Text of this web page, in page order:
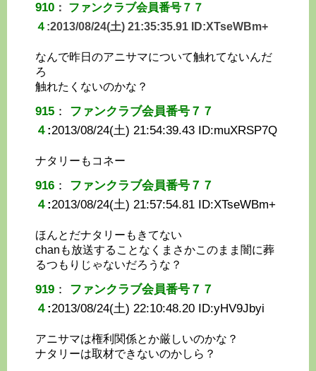
910 ： ファンクラブ会員番号７７
４ :2013/08/24(土) 21:35:35.91 ID:XTseWBm+
なんで昨日のアニサマについて触れてないんだ
ろ
触れたくないのかな？
915 ： ファンクラブ会員番号７７
４ :2013/08/24(土) 21:54:39.43 ID:muXRSP7Q
ナタリーもコネー
916 ： ファンクラブ会員番号７７
４ :2013/08/24(土) 21:57:54.81 ID:XTseWBm+
ほんとだナタリーもきてない
chanも放送することなくまさかこのまま闇に葬
るつもりじゃないだろうな？
919 ： ファンクラブ会員番号７７
４ :2013/08/24(土) 22:10:48.20 ID:yHV9Jbyi
アニサマは権利関係とか厳しいのかな？
ナタリーは取材できないのかしら？